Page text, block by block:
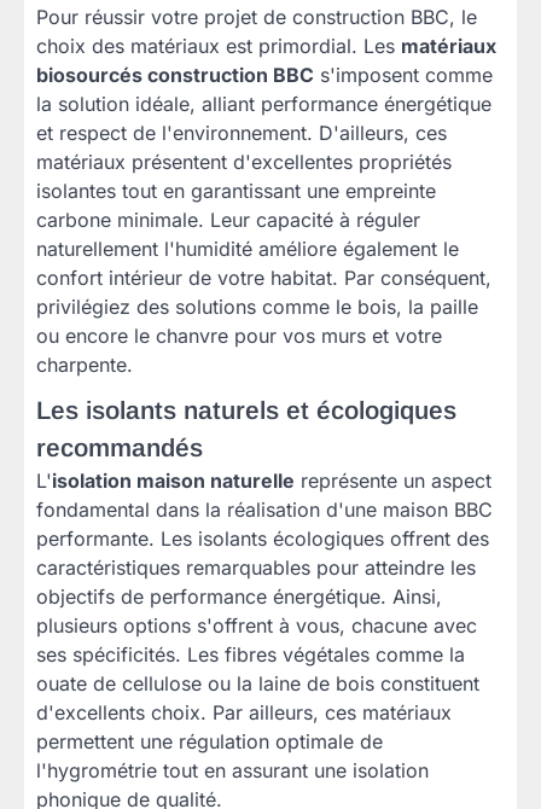
Pour réussir votre projet de construction BBC, le
choix des matériaux est primordial. Les matériaux
biosourcés construction BBC s'imposent comme
la solution idéale, alliant performance énergétique
et respect de l'environnement. D'ailleurs, ces
matériaux présentent d'excellentes propriétés
isolantes tout en garantissant une empreinte
carbone minimale. Leur capacité à réguler
naturellement l'humidité améliore également le
confort intérieur de votre habitat. Par conséquent,
privilégiez des solutions comme le bois, la paille
ou encore le chanvre pour vos murs et votre
charpente.
Les isolants naturels et écologiques
recommandés
L'isolation maison naturelle représente un aspect
fondamental dans la réalisation d'une maison BBC
performante. Les isolants écologiques offrent des
caractéristiques remarquables pour atteindre les
objectifs de performance énergétique. Ainsi,
plusieurs options s'offrent à vous, chacune avec
ses spécificités. Les fibres végétales comme la
ouate de cellulose ou la laine de bois constituent
d'excellents choix. Par ailleurs, ces matériaux
permettent une régulation optimale de
l'hygrométrie tout en assurant une isolation
phonique de qualité.